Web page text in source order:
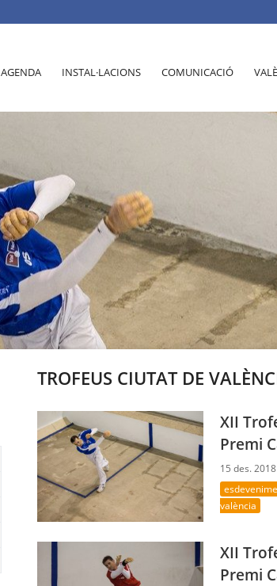
AGENDA INSTAL·LACIONS COMUNICACIÓ
TROFEUS CIUTAT DE
XII
Premi
15 des.
valència
XII
Premi